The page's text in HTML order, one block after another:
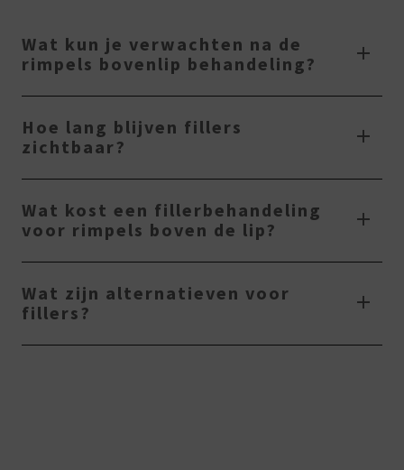
Wat kun je verwachten na de
rimpels bovenlip behandeling?
Hoe lang blijven fillers
zichtbaar?
Wat kost een fillerbehandeling
voor rimpels boven de lip?
Wat zijn alternatieven voor
fillers?